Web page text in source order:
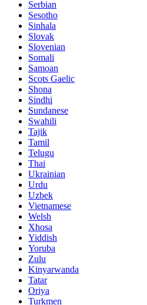
Serbian
Sesotho
Sinhala
Slovak
Slovenian
Somali
Samoan
Scots Gaelic
Shona
Sindhi
Sundanese
Swahili
Tajik
Tamil
Telugu
Thai
Ukrainian
Urdu
Uzbek
Vietnamese
Welsh
Xhosa
Yiddish
Yoruba
Zulu
Kinyarwanda
Tatar
Oriya
Turkmen